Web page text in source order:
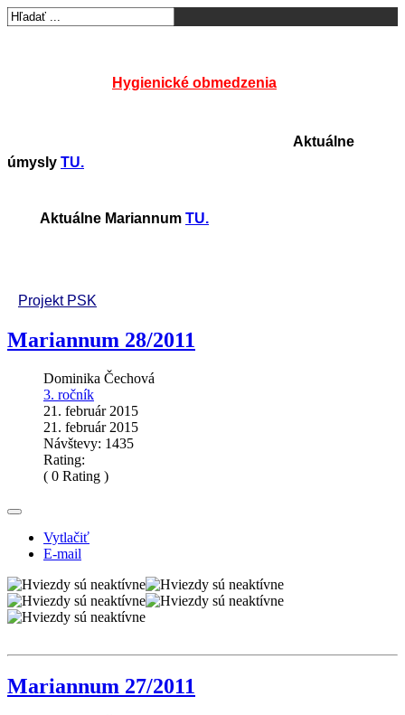
Hygienické obmedzenia
Aktuálne
úmysly TU.
Aktuálne Mariannum TU.
Projekt PSK
Mariannum 28/2011
Dominika Čechová
3. ročník
21. február 2015
21. február 2015
Návštevy: 1435
Rating:
( 0 Rating )
Vytlačiť
E-mail
Mariannum 27/2011